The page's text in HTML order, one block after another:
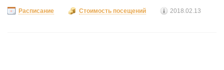
Расписание Стоимость посещений 2018.02.13